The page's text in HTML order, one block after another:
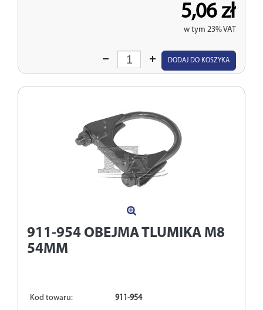
5,06 zł
w tym 23% VAT
Wprowadź
DODAJ DO KOSZYKA
911-954 OBEJMA TLUMIKA M8
54MM
Kod towaru: 911-954